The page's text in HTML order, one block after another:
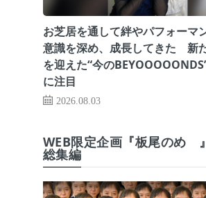
お芝居を通して絆やパフォーマ
意識を深め、成長してきた 新
を迎えた“今の
に注目
2026.08.03
WEB限定企画『板尾のめ゙
総集編